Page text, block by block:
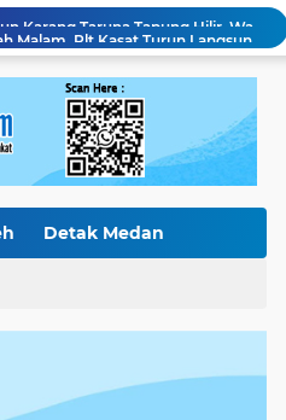
"BHABINKAMTIBMAS DESA KOTA BANGUN PERIKSA TANAMAN JAGUNG PIPIL – DUKUNG PROGRAM KETAHANAN PANGAN"
Curi Mobil Daihatsu dan Handphone, Pelaku di Tangkap Polsek Perhentian Raja
Polsek Tapung Tindak Lanjuti Laporan Masyarakat Terkait Penambangan Ilegal di Desa Bencah Kelubi
Polsek XIII Koto Kampar Tangkap Pengedar Narkoba di Desa Gunung Bungsu
Detak Medan